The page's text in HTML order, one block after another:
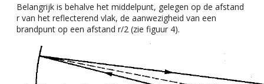
Belangrijk is behalve het middelpunt, gelegen op de afstand
r van het reflecterend vlak, de aanwezigheid van een
brandpunt op een afstand r/2 (zie figuur 4).